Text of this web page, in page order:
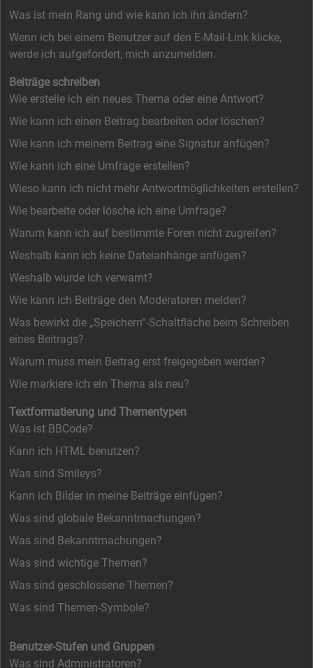
Was ist mein Rang und wie kann ich ihn ändern?
Wenn ich bei einem Benutzer auf den E-Mail-Link klicke,
werde ich aufgefordert, mich anzumelden.
Beiträge schreiben
Wie erstelle ich ein neues Thema oder eine Antwort?
Wie kann ich einen Beitrag bearbeiten oder löschen?
Wie kann ich meinem Beitrag eine Signatur anfügen?
Wie kann ich eine Umfrage erstellen?
Wieso kann ich nicht mehr Antwortmöglichkeiten erstellen?
Wie bearbeite oder lösche ich eine Umfrage?
Warum kann ich auf bestimmte Foren nicht zugreifen?
Weshalb kann ich keine Dateianhänge anfügen?
Weshalb wurde ich verwarnt?
Wie kann ich Beiträge den Moderatoren melden?
Was bewirkt die „Speichern“-Schaltfläche beim Schreiben
eines Beitrags?
Warum muss mein Beitrag erst freigegeben werden?
Wie markiere ich ein Thema als neu?
Textformatierung und Thementypen
Was ist BBCode?
Kann ich HTML benutzen?
Was sind Smileys?
Kann ich Bilder in meine Beiträge einfügen?
Was sind globale Bekanntmachungen?
Was sind Bekanntmachungen?
Was sind wichtige Themen?
Was sind geschlossene Themen?
Was sind Themen-Symbole?
Benutzer-Stufen und Gruppen
Was sind Administratoren?